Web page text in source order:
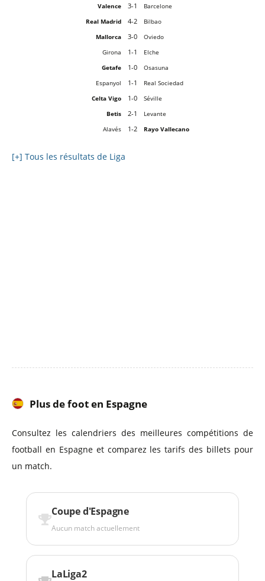
Valence 3-1
Barcelone
Real Madrid
4-2
Bilbao
Mallorca
3-0
Oviedo
Girona
1-1
Elche
Getafe
1-0
Osasuna
Espanyol
1-1
Real Sociedad
Celta Vigo
1-0
Séville
Betis
2-1
Levante
Alavés
1-2 Rayo Vallecano
[+] Tous les résultats de Liga
Plus de foot en Espagne
Consultez les calendriers des meilleures compétitions de
football en Espagne et comparez les tarifs des billets pour
un match.
Coupe d'Espagne
Aucun match actuellement
LaLiga2